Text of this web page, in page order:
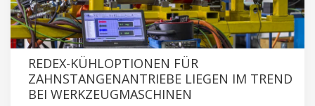
REDEX-KÜHLOPTIONEN FÜR
ZAHNSTANGENANTRIEBE LIEGEN IM TREND
BEI WERKZEUGMASCHINEN